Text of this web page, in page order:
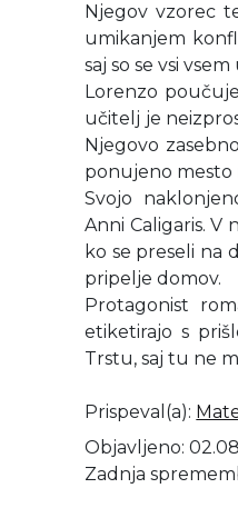
Njegov vzorec
umikanjem
saj so se vsi
Lorenzo
učitelj je
Njegovo
ponujeno mesto
Svojo
Anni Caligaris. V
ko se preseli na
pripelje domov.
Protagonist
etiketirajo s
Trstu, saj tu ne
Prispeval(a):
Objavljeno:
Zadnja